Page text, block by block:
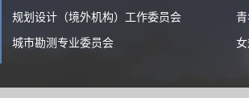
规划设计（境外机构）工作委员会
城市勘测专业委员会